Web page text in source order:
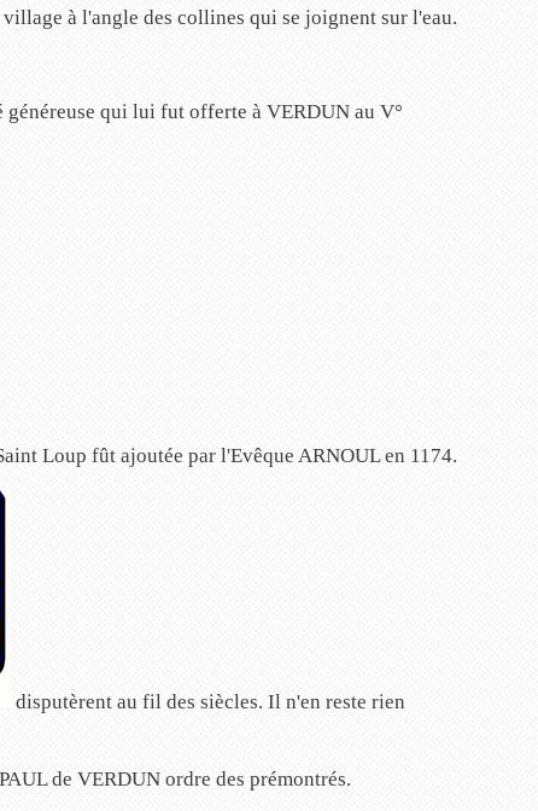
à l'angle des collines qui se joignent sur l'eau.
qui lui fut offerte à VERDUN au V°
Loup fût ajoutée par l'Evêque ARNOUL en 1174.
disputèrent au fil des siècles. Il n'en reste rien
de VERDUN ordre des prémontrés.